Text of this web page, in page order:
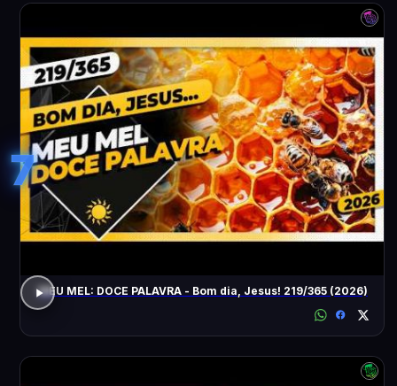
7
MEU MEL: DOCE PALAVRA - Bom dia, Jesus! 219/365 (2026)